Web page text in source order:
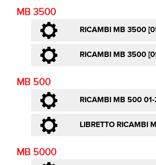
MB 3500
RICAMBI MB 3500
RICAMBI MB 3500
MB 500
RICAMBI MB 500
LIBRETTO RICAMBI
MB 5000